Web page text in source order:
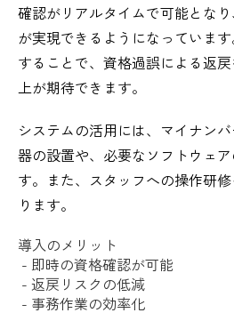
確認がリアルタイムで可能とな
が実現できるようになっていま
することで、資格過誤による返
上が期待できます。
システムの活用には、マイナン
器の設置や、必要なソフトウェ
す。また、スタッフへの操作研
ります。
導入のメリット
- 即時の資格確認が可能
- 返戻リスクの低減
- 事務作業の効率化